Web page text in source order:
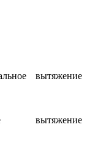
вытяжение
вытяжение